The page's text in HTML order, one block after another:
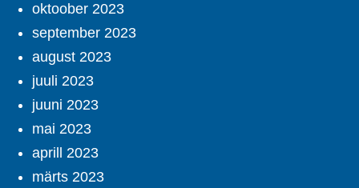
oktoober 2023
september 2023
august 2023
juuli 2023
juuni 2023
mai 2023
aprill 2023
märts 2023